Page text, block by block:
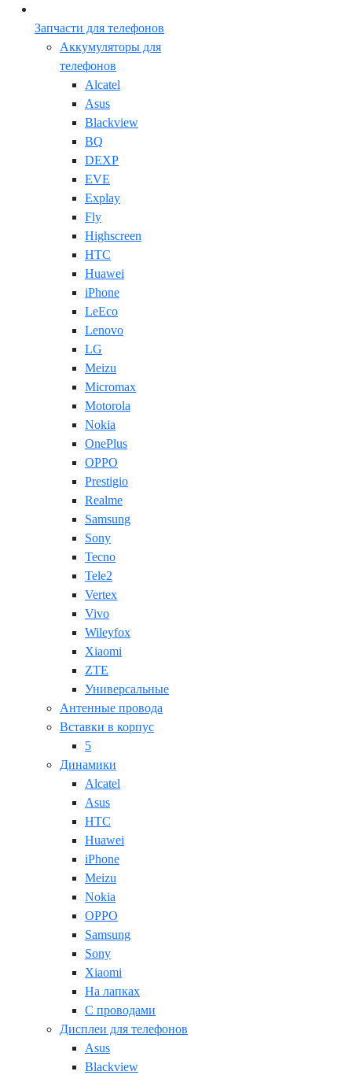
Запчасти для телефонов
Аккумуляторы для
телефонов
Alcatel
Asus
Blackview
BQ
DEXP
EVE
Explay
Fly
Highscreen
HTC
Huawei
iPhone
LeEco
Lenovo
LG
Meizu
Micromax
Motorola
Nokia
OnePlus
OPPO
Prestigio
Realme
Samsung
Sony
Tecno
Tele2
Vertex
Vivo
Wileyfox
Xiaomi
ZTE
Универсальные
Антенные провода
Вставки в корпус
5
Динамики
Alcatel
Asus
HTC
Huawei
iPhone
Meizu
Nokia
OPPO
Samsung
Sony
Xiaomi
На лапках
С проводами
Дисплеи для телефонов
Asus
Blackview